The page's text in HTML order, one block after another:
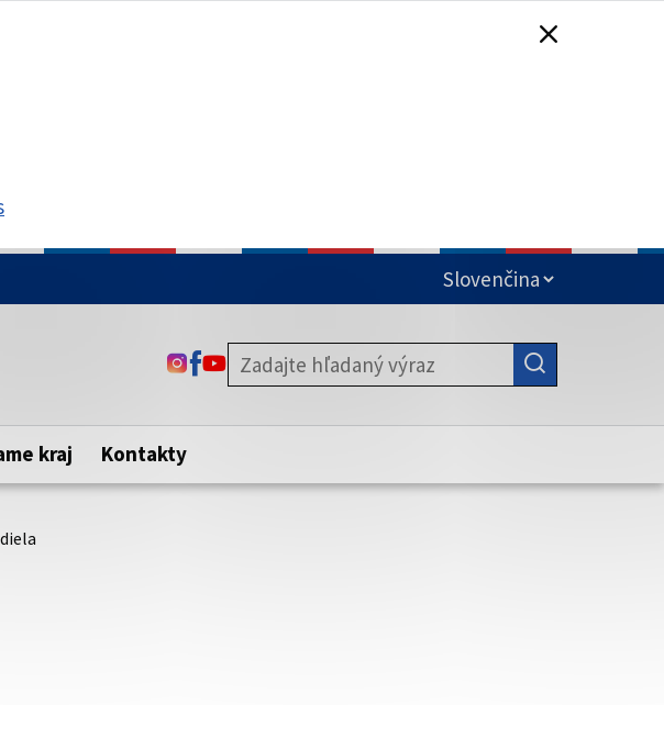
je zabezpečená
webovú stránku. Zabezpečená stránka vždy začína
názvom domény webového sídla.
ODKAZ SA OTVORÍ NA NOVEJ KARTE
ODKAZ SA OTVORÍ NA NOVEJ KARTE
ODKAZ SA OTVORÍ NA NOVEJ KARTE
kraj Kontakty